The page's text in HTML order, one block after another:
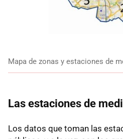
Mapa de zonas y estaciones de
Las estaciones de
Los datos que toman las